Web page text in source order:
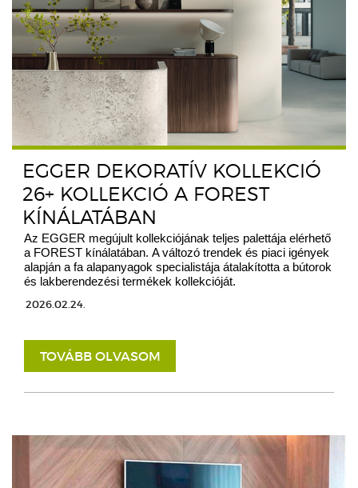
EGGER DEKORATÍV KOLLEKCIÓ
26+ KOLLEKCIÓ A FOREST
KÍNÁLATÁBAN
Az EGGER megújult kollekciójának teljes palettája elérhető
a FOREST kínálatában. A változó trendek és piaci igények
alapján a fa alapanyagok specialistája átalakította a bútorok
és lakberendezési termékek kollekcióját.
2026.02.24.
TOVÁBB OLVASOM